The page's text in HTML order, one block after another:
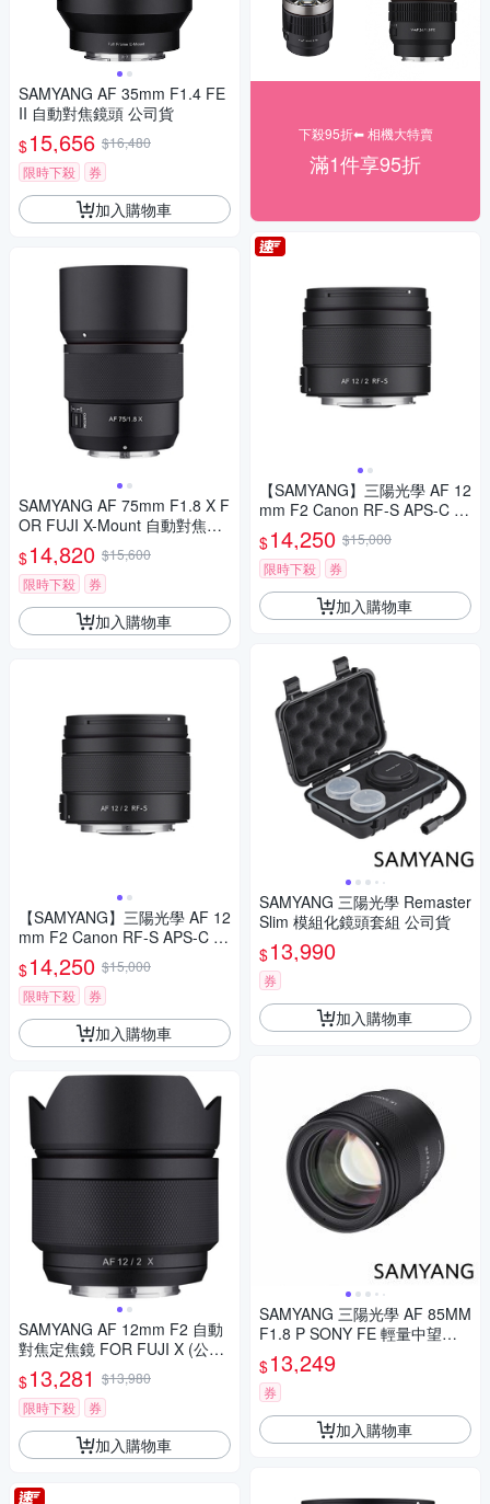
SAMYANG AF 35mm F1.4 FE
II 自動對焦鏡頭 公司貨
$15,656 $16,480
限時下殺
券
加入購物車
SAMYANG AF 75mm F1.8 X F
OR FUJI X-Mount 自動對焦鏡
頭 公司貨
$14,820 $15,600
限時下殺
券
加入購物車
【SAMYANG】三陽光學 AF 12
mm F2 Canon RF-S APS-C 自
動對焦鏡頭 公司貨
$14,250 $15,000
限時下殺
券
加入購物車
SAMYANG AF 12mm F2 自動
對焦定焦鏡 FOR FUJI X (公司
貨)
$13,281 $13,980
限時下殺
券
加入購物車
下殺95折⬅︎ 相機大特賣
滿1件享95折
【SAMYANG】三陽光學 AF 12
mm F2 Canon RF-S APS-C 自
動對焦鏡頭 公司貨
$14,250 $15,000
限時下殺
券
加入購物車
SAMYANG 三陽光學 Remaster
Slim 模組化鏡頭套組 公司貨
$13,990
券
加入購物車
SAMYANG 三陽光學 AF 85MM
F1.8 P SONY FE 輕量中望遠
鏡頭 公司貨
$13,249
券
加入購物車